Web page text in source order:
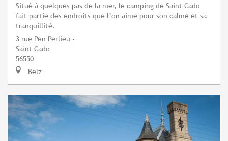
Situé à quelques pas de la mer, le camping de Saint Cado
fait partie des endroits que l’on aime pour son calme et sa
tranquillité.
3 rue Pen Perlieu -
Saint Cado
56550
Belz